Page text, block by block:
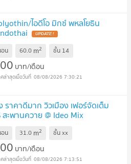
ไอดีโอ มิกซ์ พหลโยธิน
UPDATE !
น 60.0 m2 ชั้น 14
บาท/เดือน
08/08/2026 7:30:21
าคาดีมาก วิวเมือง เฟอร์จัดเต็ม
ะพานควาย @ Ideo Mix
น 31.0 m2 ชั้นxx
บาท/เดือน
08/08/2026 7:13:51